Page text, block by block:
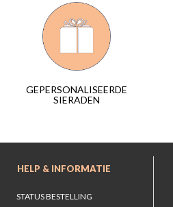
GEPERSONALISEERDE
SIERADEN
HELP & INFORMATIE
STATUS BESTELLING